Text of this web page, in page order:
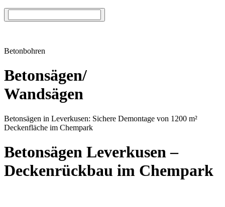
Betonbohren
Betonsägen/
Wandsägen
Betonsägen in Leverkusen: Sichere Demontage von 1200 m²
Deckenfläche im Chempark
Betonsägen Leverkusen –
Deckenrückbau im Chempark